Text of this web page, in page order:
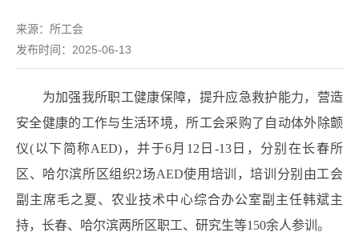
来源： 所工会
发布时间：2025-06-13
为加强我所职工健康保障，提升应急救护能力，营造
安全健康的工作与生活环境，所工会采购了自动体外除颤
仪(以下简称AED)，并于6月12日-13日，分别在长春所
区、哈尔滨所区组织2场AED使用培训，培训分别由工会
副主席毛之夏、农业技术中心综合办公室副主任韩斌主
持，长春、哈尔滨两所区职工、研究生等150余人参训。